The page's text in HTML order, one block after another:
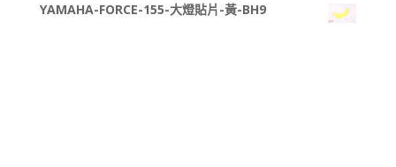
字:
YAMAHA-FORCE-155-大燈貼片-黃-BH9